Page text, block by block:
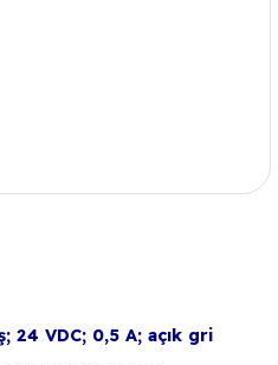
24 VDC; 0,5 A; açık gri